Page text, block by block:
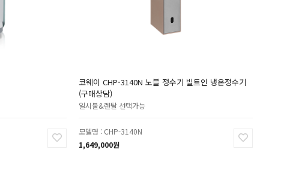
코웨이 CHP-3140N 노블 정수기 빌트인 냉온정수기
(구매상담)
일시불&렌탈 선택가능
모델명 : CHP-3140N
1,649,000원